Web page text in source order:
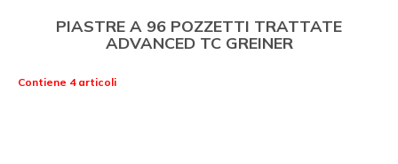
PIASTRE A 96 POZZETTI TRATTATE
ADVANCED TC GREINER
Contiene 4 articoli